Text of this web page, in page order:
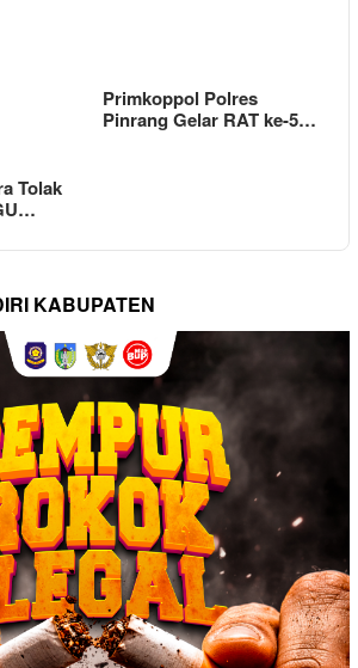
Tolak
Primkoppol Polres
Pinrang Gelar RAT ke-5…
KABUPATEN